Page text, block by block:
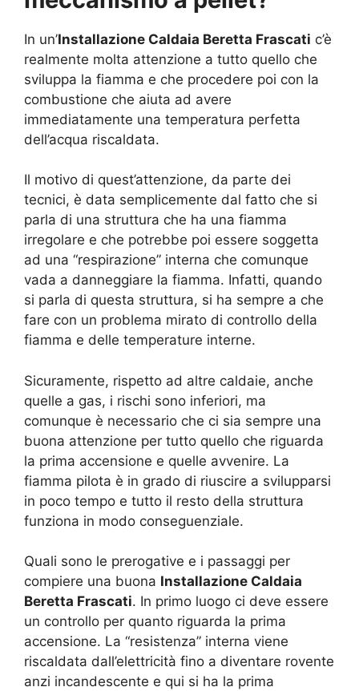
In un’Installazione Caldaia Beretta Frascati c’è
realmente molta attenzione a tutto quello che
sviluppa la fiamma e che procedere poi con la
combustione che aiuta ad avere
immediatamente una temperatura perfetta
dell’acqua riscaldata.
Il motivo di quest’attenzione, da parte dei
tecnici, è data semplicemente dal fatto che si
parla di una struttura che ha una fiamma
irregolare e che potrebbe poi essere soggetta
ad una “respirazione” interna che comunque
vada a danneggiare la fiamma. Infatti, quando
si parla di questa struttura, si ha sempre a che
fare con un problema mirato di controllo della
fiamma e delle temperature interne.
Sicuramente, rispetto ad altre caldaie, anche
quelle a gas, i rischi sono inferiori, ma
comunque è necessario che ci sia sempre una
buona attenzione per tutto quello che riguarda
la prima accensione e quelle avvenire. La
fiamma pilota è in grado di riuscire a svilupparsi
in poco tempo e tutto il resto della struttura
funziona in modo conseguenziale.
Quali sono le prerogative e i passaggi per
compiere una buona Installazione Caldaia
Beretta Frascati. In primo luogo ci deve essere
un controllo per quanto riguarda la prima
accensione. La “resistenza” interna viene
riscaldata dall’elettricità fino a diventare rovente
anzi incandescente e qui si ha la prima